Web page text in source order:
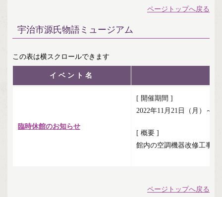
ページトップへ戻る
宇治市源氏物語ミュージアム
イベント名
臨時休館のお知らせ
[ 開催期間 ]
2022年11月21日（月）～
[ 概要 ]
館内の空調機器改修工事
ページトップへ戻る